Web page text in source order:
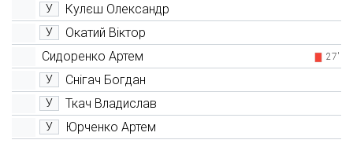
У Кулєш Олександр
У
Окатий Віктор
Сидоренко Артем
27'
У Снігач Богдан
У Ткач Владислав
У Юрченко Артем